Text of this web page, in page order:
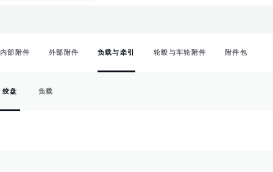
内部附件 外部附件 负载与牵引 轮毂与车轮附件 附件包
绞盘 负载